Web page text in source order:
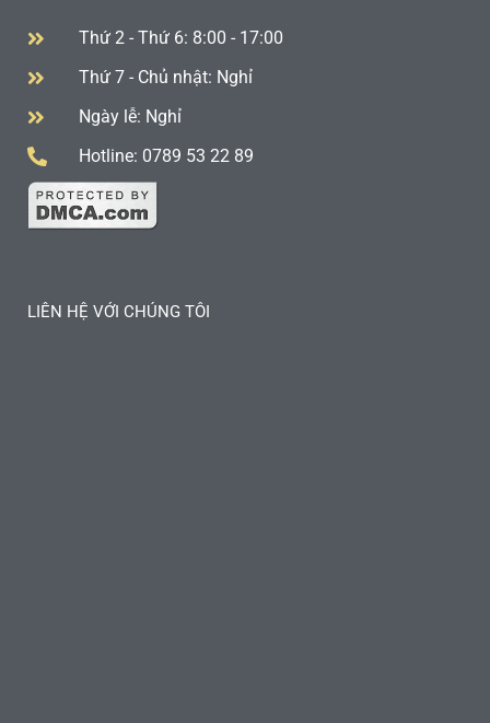
Thứ 2 - Thứ 6: 8:00 - 17:00
Thứ 7 - Chủ nhật: Nghỉ
Ngày lễ: Nghỉ
Hotline: 0789 53 22 89
LIÊN HỆ VỚI CHÚNG TÔI